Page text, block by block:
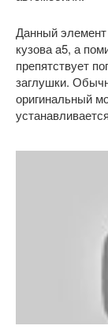
Данный элемент
кузова a5, а
препятствует
заглушки.
оригинальный